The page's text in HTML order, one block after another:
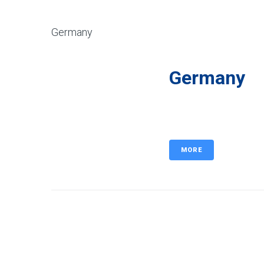
Germany
Germany
MORE